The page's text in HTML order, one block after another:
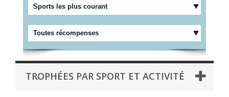
Sports les plus courant
Toutes récompenses
TROPHÉES PAR SPORT ET ACTIVITÉ